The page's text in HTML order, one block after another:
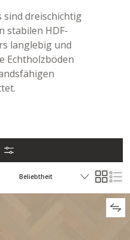
sind dreischichtig
stabilen HDF-
langlebig und
Echtholzböden